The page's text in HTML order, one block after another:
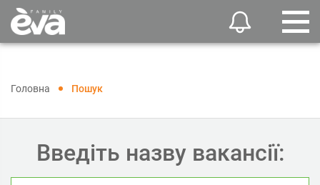
Головна Пошук
Введіть назву вакансії: